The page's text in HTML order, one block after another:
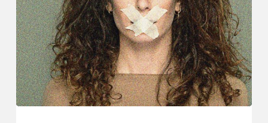
contre
les
risques
que
fait
peser